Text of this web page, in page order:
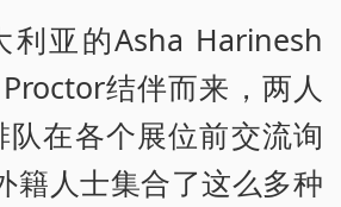
利亚的Asha Harinesh
结伴而来，两人
在各个展位前交流询
籍人士集合了这么多种